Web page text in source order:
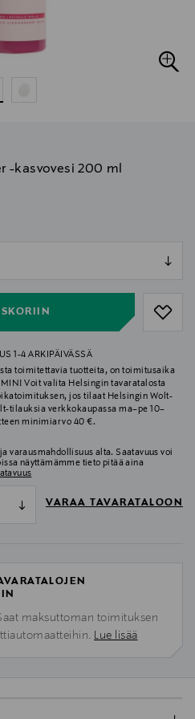
-kasvovesi 200 ml
1-4 ARKIPÄIVÄSSÄ
toimitettavia tuotteita, on toimitusaika
Voit valita Helsingin tavaratalosta
jos tilaat Helsingin Wolt-
tilauksia verkkokaupassa ma–pe 10–
minimiarvo 40 €.
varausmahdollisuus alta. Saatavuus voi
näyttämämme tieto pitää aina
VARAA TAVARATALOON
maksuttoman toimituksen
Lue lisää